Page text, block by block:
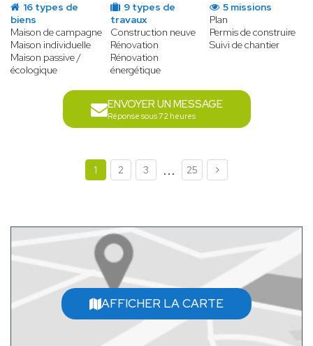
16 types de
biens
Maison de campagne
Maison individuelle
Maison passive /
écologique
9 types de
travaux
Construction neuve
Rénovation
Rénovation
énergétique
5 missions
Plan
Permis de construire
Suivi de chantier
ENVOYER UN MESSAGE
Réponse sous 72 heures
1 2 3 ... 25
AFFICHER LA CARTE